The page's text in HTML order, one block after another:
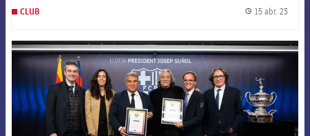
CLUB 15 abr. 23
FCB Barcelona badge